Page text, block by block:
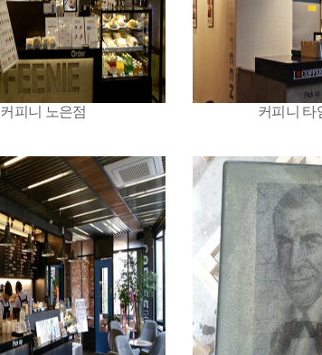
커피니 노은점 커피니 타